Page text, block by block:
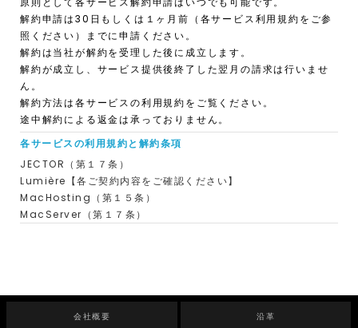
解約申請は30日もしくは１ヶ月前（各サービス利用規約をご参
照ください）までに申請ください。
解約は当社が解約を受理した後に成立します。
解約が成立し、サービス提供後終了した翌月の請求は行いませ
ん。
解約方法は各サービスの利用規約をご覧ください。
途中解約による返金は承っておりません。
各サービスの利用規約と解約条項
JECTOR（第１７条）
Lumière【各ご契約内容をご確認ください】
MacHosting（第１５条）
MacServer（第１７条）
会社概要 沿革